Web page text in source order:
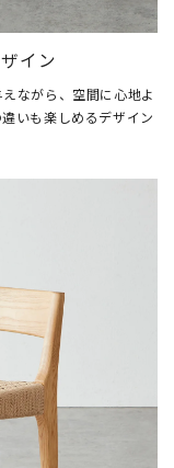
イン
ながら、空間に心地よ
いも楽しめるデザイン